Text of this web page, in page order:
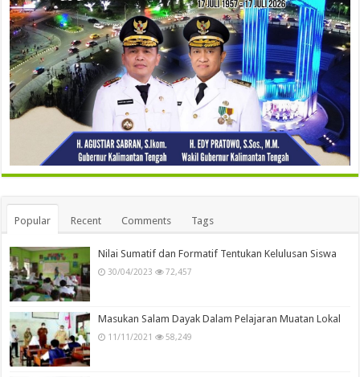
Popular Recent Comments Tags
Nilai Sumatif dan Formatif Tentukan Kelulusan Siswa
30/04/2023 72,457
Masukan Salam Dayak Dalam Pelajaran Muatan Lokal
11/11/2021 58,249